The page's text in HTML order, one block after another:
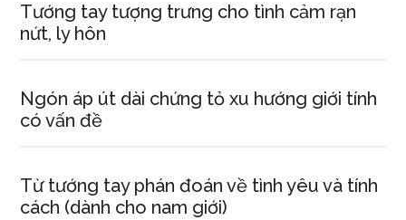
Tướng tay tượng trưng cho tình cảm rạn
nứt, ly hôn
Ngón áp út dài chứng tỏ xu hướng giới tính
có vấn đề
Từ tướng tay phán đoán về tình yêu và tính
cách (dành cho nam giới)